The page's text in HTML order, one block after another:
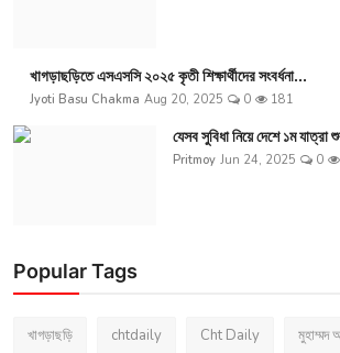
খাগড়াছড়িতে এসএসসি ২০২৫ কৃতী শিক্ষার্থীদের সংবর্ধনা...
Jyoti Basu Chakma Aug 20, 2025 0 181
যেসব সুবিধা নিয়ে দেশে ১ম
Pritmoy Jun 24, 2025 0
Popular Tags
খাগড়াছড়ি chtdaily Cht Daily মুহাম্মদ